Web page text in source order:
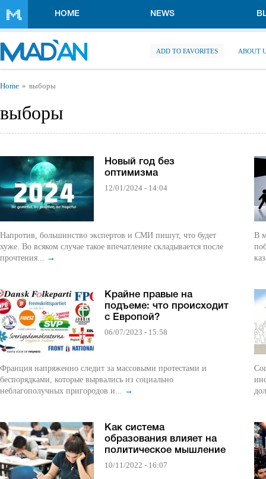
HOME NEWS
ADD TO FAVORITES ABOUT
You are here
Home выборы
выборы
Новый год без
оптимизма
12/01/2024 - 14:04
Напротив, большинство экспертов и СМИ пишут, что будет
хуже. Во всяком случае такое впечатление складывается после
прочтения... →
Крайне правые на
подъеме: что происходит
с Европой?
06/07/2023 - 15:58
Франция напряженно следит за массовыми протестами и
беспорядками, которые вырвались из социально
неблагополучных пригородов и... →
Как система
образования влияет на
политическое мышление
10/11/2022 - 16:07
В